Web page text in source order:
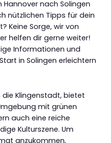
nach Solingen
nützlichen Tipps für dein
Keine Sorge, wir von
helfen dir gerne weiter!
Informationen und
in Solingen erleichtern
Klingenstadt, bietet
mit grünen
auch eine reiche
Kulturszene. Um
anzukommen,